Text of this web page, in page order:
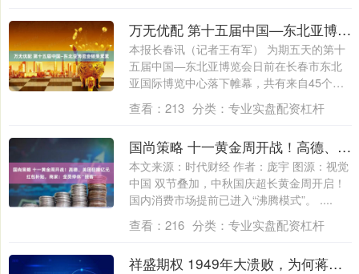
万无优配 第十五届中国—东北亚博览会硕果累累
本报长春讯（记者王有军） 为期五天的第十
五届中国—东北亚博览会日前在长春市东北
亚国际博览中心落下帷幕，共有来自45个国
家....
查看： 213 分类： 专业实盘配资杠杆
国尚策略 十一黄金周开战！高德、美团狂撒亿元红包补贴，商家：全员停休“接客”
本文来源：时代财经 作者：庞宇 图源：视觉
中国 双节叠加，中秋国庆超长黄金周开启！
国内消费市场提前已进入“沸腾模式”。 ....
查看： 216 分类： 专业实盘配资杠杆
祥盛期权 1949年大溃败，为何蒋介石率部逃往台湾，而不去面积更大的缅甸？